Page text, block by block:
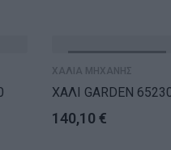
ΧΑΛΙΑ ΜΗΧΑΝΗΣ
ΧΑΛΙ GARDEN
140,10 €